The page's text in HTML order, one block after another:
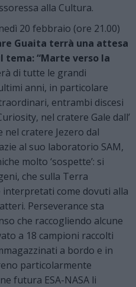
alla Cultura.
20 febbraio (ore 21.00)
Guaita terrà una attesa
tema: “Marte verso la
di tutte le grandi
anni, in particolare
entrambi discesi
nel cratere Gale dall’
nel cratere Jezero dal
al suo laboratorio SAM,
molto ‘sospette’: si
che sulla Terra
come dovuti alla
Perseverance sta
che raccogliendo alcune
a 18 campioni raccolti
a bordo e in
particolarmente
futura ESA-NASA li